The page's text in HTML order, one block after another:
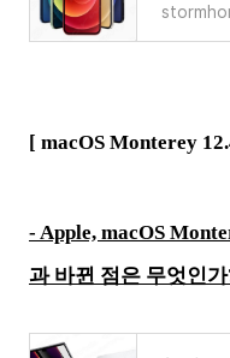
[ macOS Monterey
- Apple, macOS
과 바뀐 점은 무엇인가